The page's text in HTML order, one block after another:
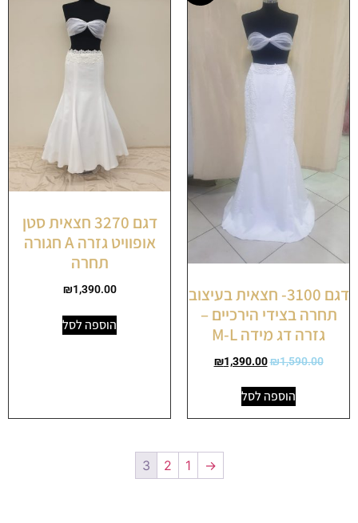
דגם 3100- חצאית בעיצוב
תחרה בצידי הירכיים –
גזרה דג מידה M-L
₪1,590.00
₪1,390.00
הוספה לסל
דגם 3270 חצאית סטן
אופוויט גזרה A חגורה
תחרה
₪1,390.00
הוספה לסל
→
1
2
3